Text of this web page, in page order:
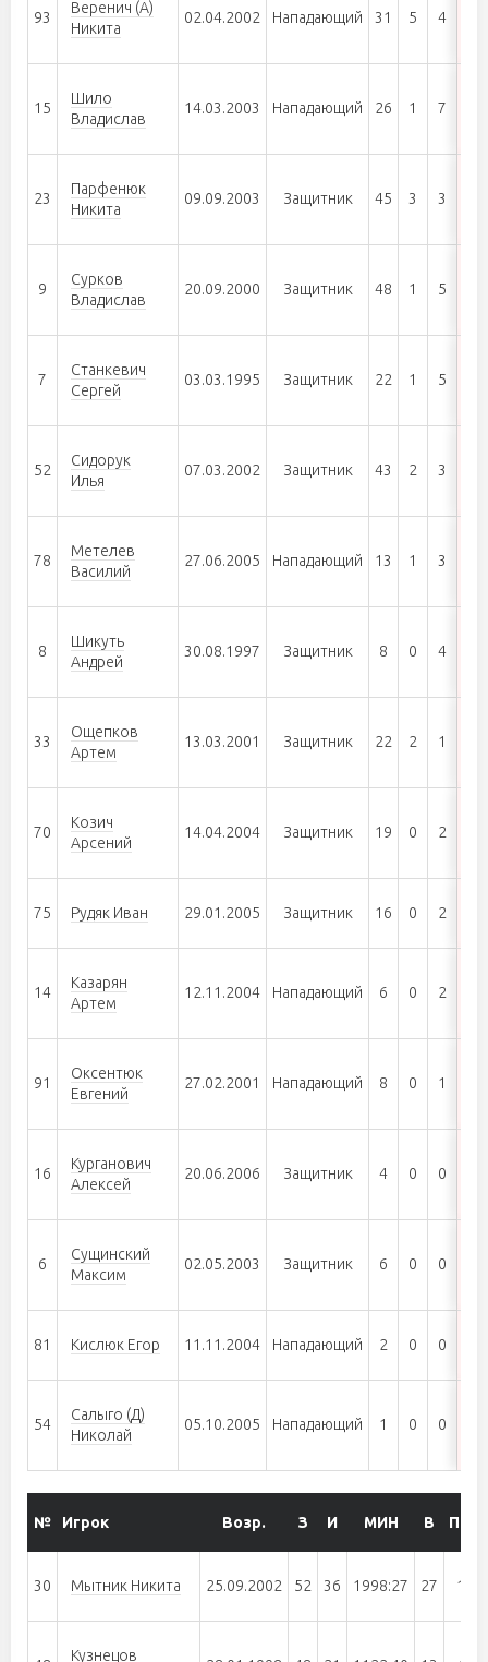
93
Веренич (А)
Никита
02.04.2002 Нападающий 31 5 4
15
Шило
Владислав
14.03.2003 Нападающий 26 1 7
23
Парфенюк
Никита
09.09.2003 Защитник 45 3 3
9
Сурков
Владислав
20.09.2000 Защитник 48 1 5
7
Станкевич
Сергей
03.03.1995 Защитник 22 1 5
52
Сидорук
Илья
07.03.2002 Защитник 43 2 3
78
Метелев
Василий
27.06.2005 Нападающий 13 1 3
8
Шикуть
Андрей
30.08.1997 Защитник 8 0 4
33
Ощепков
Артем
13.03.2001 Защитник 22 2 1
70
Козич
Арсений
14.04.2004 Защитник 19 0 2
75 Рудяк Иван 29.01.2005 Защитник 16 0 2
14
Казарян
Артем
12.11.2004 Нападающий 6 0 2
91
Оксентюк
Евгений
27.02.2001 Нападающий 8 0 1
16
Курганович
Алексей
20.06.2006 Защитник 4 0 0
6
Сущинский
Максим
02.05.2003 Защитник 6 0 0
81 Кислюк Егор 11.11.2004 Нападающий 2 0 0
54
Салыго (Д)
Николай
05.10.2005 Нападающий 1 0 0
№ Игрок Возр. З И МИН В ПО
30 Мытник Никита 25.09.2002 52 36 1998:27 27 1
Кузнецов